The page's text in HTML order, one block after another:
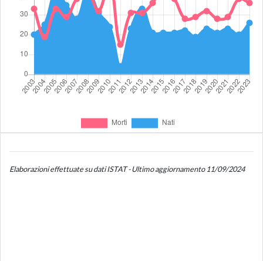
Elaborazioni effettuate su dati ISTAT - Ultimo aggiornamento 11/09/2024